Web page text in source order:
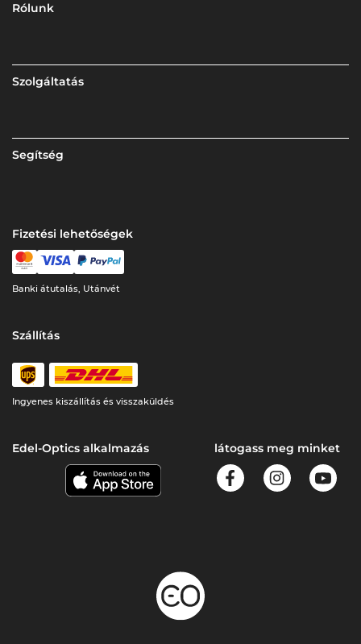
Rólunk
Szolgáltatás
Segítség
Fizetési lehetőségek
Banki átutalás, Utánvét
Szállítás
Ingyenes kiszállítás és visszaküldés
Edel-Optics alkalmazás látogass meg minket